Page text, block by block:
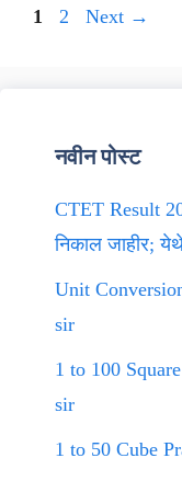
Page
1 Page
2 Next →
नवीन पोस्ट
CTET Result
निकाल जाहीर;
Unit
sir
1 to 100
sir
1 to 50 Cube